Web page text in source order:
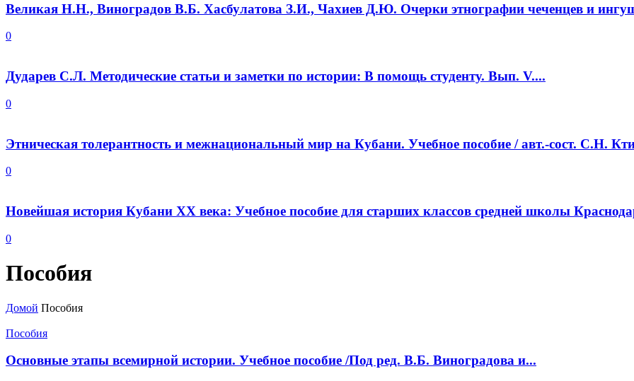
Великая Н.Н., Виноградов В.Б. Хасбулатова З.И., Чахиев Д.Ю. Очерки этнографии чеченцев и
0
Дударев С.Л. Методические статьи и заметки по истории: В помощь студенту. Вып. V....
0
Этническая толерантность и межнациональный мир на Кубани. Учебное пособие / авт.-сост. С.Н.
0
Новейшая история Кубани XX века: Учебное пособие для старших классов средней школы
0
Пособия
Домой Пособия
Пособия
Основные этапы всемирной истории. Учебное пособие /Под ред. В.Б. Виноградова и...